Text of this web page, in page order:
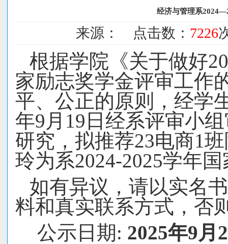
经济与管理系
来源： 点击数： 7226
根据学院《关于做好
家励志奖学金评审工作
平、公正的原则，经学
年9月 19 日经系评审小
研究，拟推荐23电商1班
玲为系2024-2025学年
如有异议，请以实名
料和真实联系方式，否
公示日期: 2025年9月